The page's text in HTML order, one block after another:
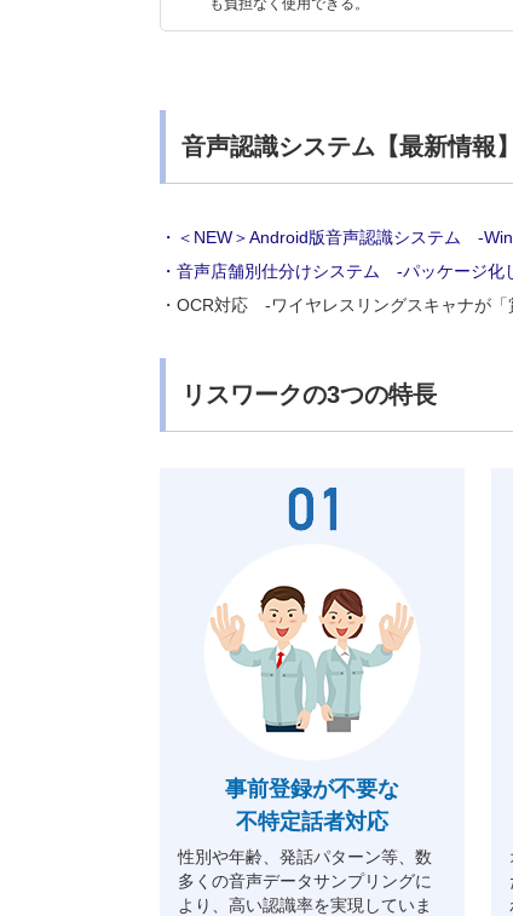
音声認識システム【最新情報】
・＜NEW＞Android版音声認識システム -
・音声店舗別仕分けシステム -パッケージ化
・OCR対応 -ワイヤレスリングスキャナが
リスワークの3つの特長
事前登録が不要な
不特定話者対応
性別や年齢、発話パターン等、数
多くの音声データサンプリングに
より、高い認識率を実現していま